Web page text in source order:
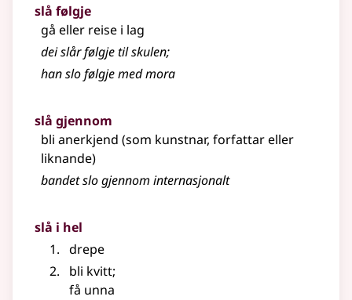
slå følgje
gå eller reise i lag
dei slår følgje til skulen;
han slo følgje med mora
slå gjennom
bli anerkjend (som kunstnar, forfattareller
liknande)
bandet slo gjennom internasjonalt
slå i hel
drepe
bli kvitt;
få unna